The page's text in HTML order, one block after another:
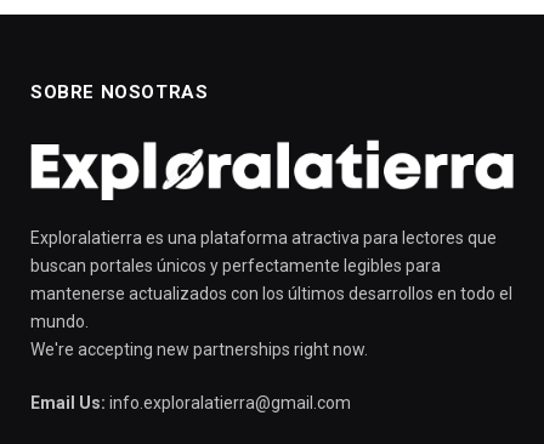
SOBRE NOSOTRAS
Exploralatierra es una plataforma atractiva para lectores que
buscan portales únicos y perfectamente legibles para
mantenerse actualizados con los últimos desarrollos en todo el
mundo.
We're accepting new partnerships right now.
Email Us: info.exploralatierra@gmail.com